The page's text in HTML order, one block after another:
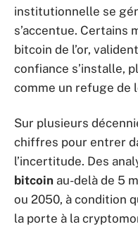
institutionnelle se
s’accentue. Certains
bitcoin de l’or,
confiance s’installe,
comme un refuge de
Sur plusieurs
chiffres pour entrer
l’incertitude. Des
bitcoin au-delà de 5
ou 2050, à condition
la porte à la